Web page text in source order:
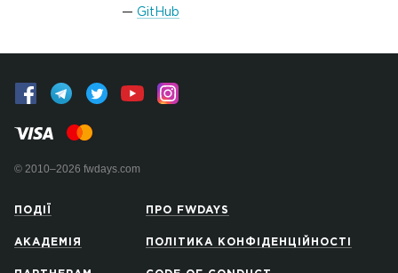
GitHub
© 2010–2026 fwdays.com
ПОДІЇ
АКАДЕМІЯ
ПРО FWDAYS
ПОЛІТИКА КОНФІДЕНЦІЙНОСТІ